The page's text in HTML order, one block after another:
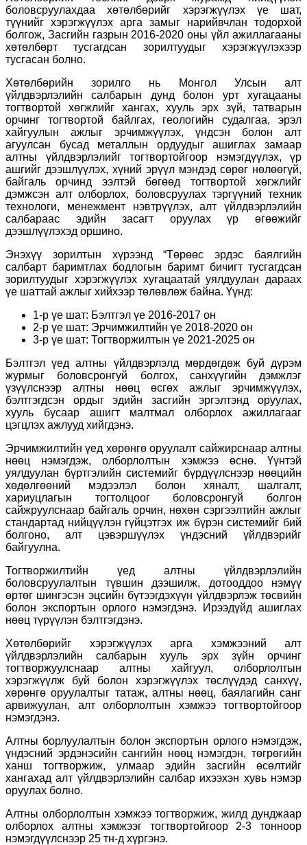
боловсруулахдаа хөтөлбөрийг хэрэгжүүлэх үе шат,
түүнийг хэрэгжүүлэх арга замыг нарийвчлан тодорхой
болгож, Засгийн газрын 2016-2020 оны үйл ажиллагааны
хөтөлбөрт тусгагдсан зорилтуудыг хэрэгжүүлэхээр
тусгасан болно.
Хөтөлбөрийн зорилго нь Монгол Улсын алт
үйлдвэрлэлийн салбарын дунд болон урт хугацааны
тогтвортой хөгжлийг хангах, хууль эрх зүй, татварын
орчинг тогтвортой байлгах, геологийн судалгаа, эрэл
хайгуулын ажлыг эрчимжүүлэх, үндсэн болон алт
агуулсан бусад металлын ордуудыг ашиглах замаар
алтны үйлдвэрлэлийг тогтвортойгоор нэмэгдүүлэх, үр
ашгийг дээшлүүлэх, хүний эрүүл мэндэд сөрөг нөлөөгүй,
байгаль орчинд ээлтэй бөгөөд тогтвортой хөгжлийг
дэмжсэн алт олборлох, боловсруулах тэргүүний техник
технологи, менежмент нэвтрүүлэх, алт үйлдвэрлэлийн
салбараас эдийн засагт оруулах үр өгөөжийг
дээшлүүлэхэд оршино.
Энэхүү зорилтын хүрээнд “Төрөөс эрдэс баялгийн
салбарт баримтлах бодлогын баримт бичигт тусгагдсан
зорилтуудыг хэрэгжүүлэх хугацаатай уялдуулан дараах
үе шаттай ажлыг хийхээр төлөвлөж байна. Үүнд:
1-р үе шат: Бэлтгэл үе 2016-2017 он
2-р үе шат: Эрчимжилтийн үе 2018-2020 он
3-р үе шат: Тогтворжилтын үе 2021-2025 он
Бэлтгэл үед алтны үйлдвэрлэлд мөрдөгдөж буй дүрэм
журмыг боловсронгуй болгох, санхүүгийн дэмжлэг
үзүүлснээр алтны нөөц өсгөх ажлыг эрчимжүүлэх,
бэлтгэгдсэн ордыг эдийн засгийн эргэлтэнд оруулах,
хууль бусаар ашигт малтмал олборлох ажиллагааг
цэгцлэх ажлууд хийгдэнэ.
Эрчимжилтийн үед хөрөнгө оруулалт сайжирснаар алтны
нөөц нэмэгдэж, олборлолтын хэмжээ өснө. Үүнтэй
уялдуулан бүртгэлийн системийг бүрдүүлснээр нөөцийн
хөдөлгөөний мэдээлэл болон хяналт, шалгалт,
хариуцлагын тогтолцоог боловсронгуй болгон
сайжруулснаар байгаль орчин, нөхөн сэргээлтийн ажлыг
стандартад нийцүүлэн гүйцэтгэх иж бүрэн системийг бий
болгоно, алт цэвэршүүлэх үндэсний үйлдвэрийг
байгуулна.
Тогтворжилтийн үед алтны үйлдвэрлэлийн
боловсруулалтын түвшин дээшилж, дотооддоо нэмүү
өртөг шингэсэн эцсийн бүтээгдэхүүн үйлдвэрлэж төсвийн
болон экспортын орлого нэмэгдэнэ. Ирээдүйд ашиглах
нөөц түрүүлэн бэлтгэгдэнэ.
Хөтөлбөрийг хэрэгжүүлэх арга хэмжээний алт
үйлдвэрлэлийн салбарын хууль эрх зүйн орчинг
тогтворжуулснаар алтны хайгуул, олборлолтын
хэрэгжүүлж буй болон хэрэгжүүлэх төслүүдэд санхүү,
хөрөнгө оруулалтыг татаж, алтны нөөц, баялагийн санг
арвижуулан, алт олборлолтын хэмжээ тогтвортойгоор
нэмэгдэнэ.
Алтны борлуулалтын болон экспортын орлого нэмэгдэж,
үндэсний эрдэнэсийн сангийн нөөц нэмэгдэн, төгрөгийн
ханш тогтворжиж, улмаар эдийн засгийн өсөлтийг
хангахад алт үйлдвэрлэлийн салбар ихээхэн хувь нэмэр
оруулах болно.
Алтны олборлолтын хэмжээ тогтворжиж, жилд дунджаар
олборлох алтны хэмжээг тогтвортойгоор 2-3 тонноор
нэмэгдүүлснээр 25 тн-д хүргэнэ.